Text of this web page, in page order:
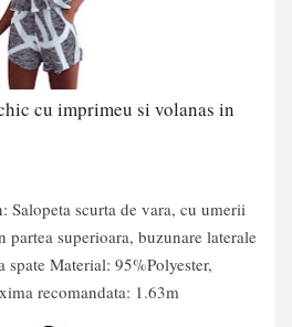
cu imprimeu si volanas in
Salopeta scurta de vara, cu umerii
superioara, buzunare laterale
Material: 95%Polyester,
recomandata: 1.63m